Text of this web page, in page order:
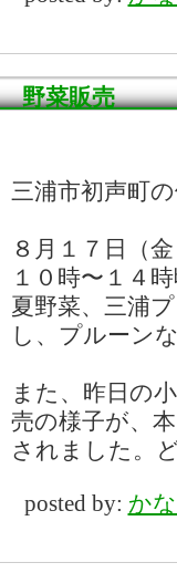
野菜販売
三浦市初声町
８月１７日（
１０時〜１４
夏野菜、三浦
し、プルーン
また、昨日の
売の様子が、
されました。
posted by: か